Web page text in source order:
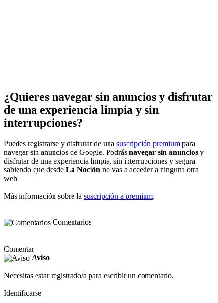
¿Quieres navegar sin anuncios y disfrutar
de una experiencia limpia y sin
interrupciones?
Puedes registrarse y disfrutar de una suscripción premium para
navegar sin anuncios de Google. Podrás navegar sin anuncios y
disfrutar de una experiencia limpia, sin interrupciones y segura
sabiendo que desde La Noción no vas a acceder a ninguna otra
web.
Más información sobre la suscripción a premium.
Comentarios
Comentar
Aviso
Necesitas estar registrado/a para escribir un comentario.
Identificarse